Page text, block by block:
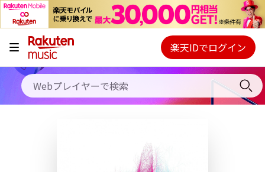
キャンペーン
料金プラン
使い方
Webプレイヤー
ご契約内容の確認・変更
楽天IDでログイン